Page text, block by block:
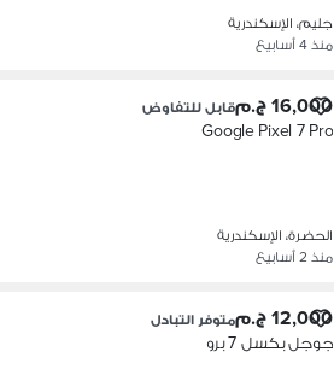
جليم، الإسكندرية
منذ 4 أسابيع
16,000 ج.م قابل للتفاوض
Google Pixel 7 Pro
الحضرة، الإسكندرية
منذ 2 أسابيع
12,000 ج.م متوفر التبادل
جوجل بكسل 7 برو